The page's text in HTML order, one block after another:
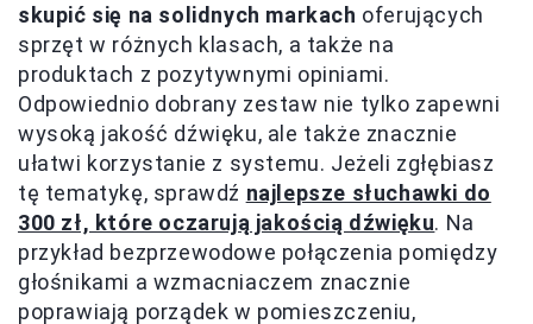
skupić się na solidnych markach oferujących
sprzęt w różnych klasach, a także na
produktach z pozytywnymi opiniami.
Odpowiednio dobrany zestaw nie tylko zapewni
wysoką jakość dźwięku, ale także znacznie
ułatwi korzystanie z systemu. Jeżeli zgłębiasz
tę tematykę, sprawdź najlepsze słuchawki do
300 zł, które oczarują jakością dźwięku. Na
przykład bezprzewodowe połączenia pomiędzy
głośnikami a wzmacniaczem znacznie
poprawiają porządek w pomieszczeniu,